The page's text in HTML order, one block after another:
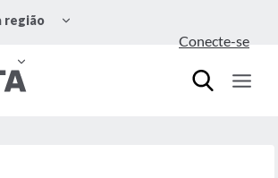
região
MENU
MENU
FILHO
Conecte-se